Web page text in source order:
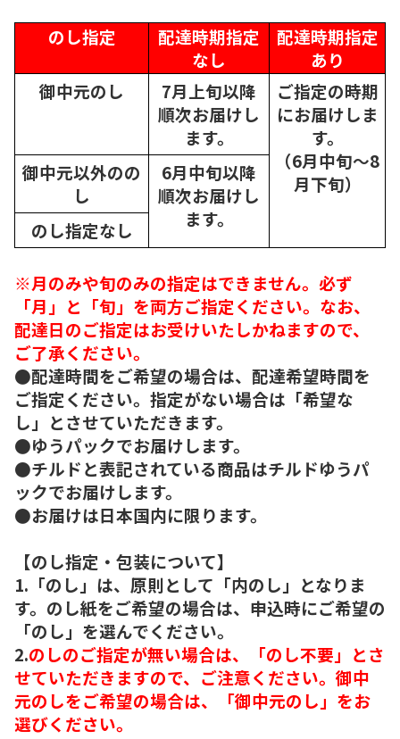
のし指定
配達時期指定
なし
配達時期指定
あり
御中元のし
7月上旬以降
順次お届けし
ます。
ご指定の時期
にお届けしま
す。
（6月中旬～8
月下旬）
御中元以外のの
し
6月中旬以降
順次お届けし
ます。
のし指定なし
※月のみや旬のみの指定はできません。必ず
「月」と「旬」を両方ご指定ください。なお、
配達日のご指定はお受けいたしかねますので、
ご了承ください。
●配達時間をご希望の場合は、配達希望時間を
ご指定ください。指定がない場合は「希望な
し」とさせていただきます。
●ゆうパックでお届けします。
●チルドと表記されている商品はチルドゆうパ
ックでお届けします。
●お届けは日本国内に限ります。
【のし指定・包装について】
1.「のし」は、原則として「内のし」となりま
す。のし紙をご希望の場合は、申込時にご希望の
「のし」を選んでください。
2.のしのご指定が無い場合は、「のし不要」とさ
せていただきますので、ご注意ください。御中
元のしをご希望の場合は、「御中元のし」をお
選びください。